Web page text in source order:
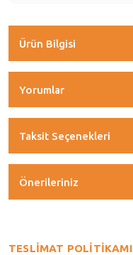
Ürün Bilgisi
Yorumlar
Taksit Seçenekleri
Önerileriniz
TESLİMAT